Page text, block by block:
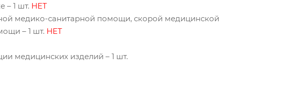
– 1 шт. НЕТ
медико-санитарной помощи, скорой медицинской
– 1 шт. НЕТ
медицинских изделий – 1 шт.